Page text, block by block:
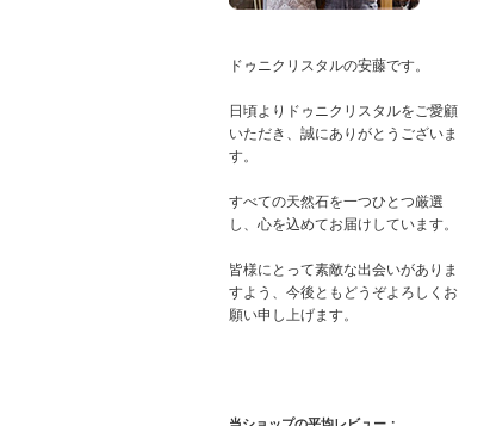
ドゥニクリスタルの安藤です。
日頃よりドゥニクリスタルをご愛顧
いただき、誠にありがとうございま
す。
すべての天然石を一つひとつ厳選
し、心を込めてお届けしています。
皆様にとって素敵な出会いがありま
すよう、今後ともどうぞよろしくお